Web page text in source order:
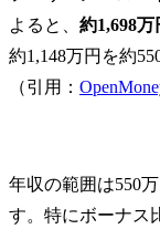
フーリハン・ロー
フーリハン・ロ
フーリハン・ロ
よると、 約1,698万
約1,148万円を約
（引用：
年収の範囲は550
す。特にボーナス